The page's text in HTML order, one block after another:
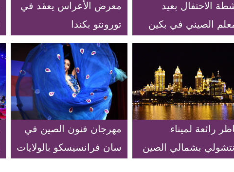
الاحتفال بعيد
الصيني في بكين
معرض الأعراس يعقد في
تورونتو بكندا
رائعة لميناء
بشمالي الصين
مهرجان فنون الصين في
سان فرانسيسكو بالولايات